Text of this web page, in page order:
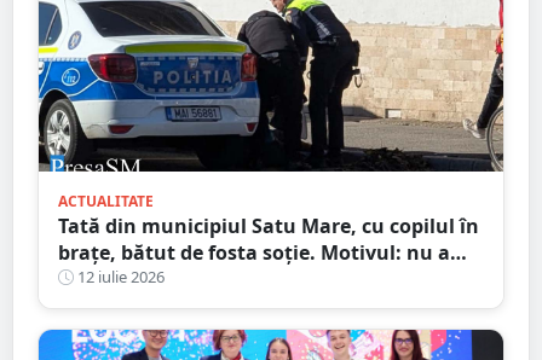
ACTUALITATE
Tată din municipiul Satu Mare, cu copilul în
brațe, bătut de fosta soție. Motivul: nu a
vrut să meargă în excursie
12 iulie 2026